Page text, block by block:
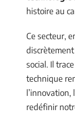
histoire au
Ce secteur,
social. Il
technique
l’innovation,
redéfinir